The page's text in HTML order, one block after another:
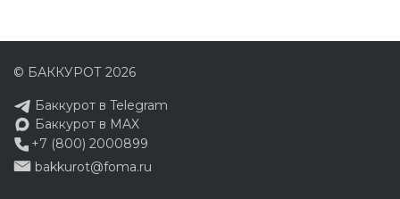
© БАККУРОТ 2026
Баккурот в Telegram
Баккурот в MAX
+7 (800) 2000899
bakkurot@foma.ru